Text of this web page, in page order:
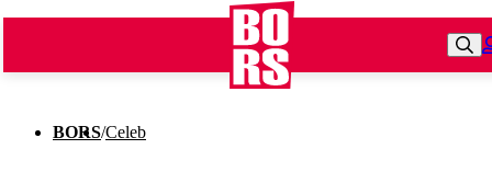
BORS/Celeb